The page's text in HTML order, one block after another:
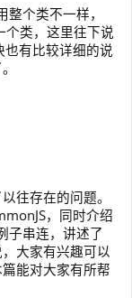
个类不一样，
类，这里往下说
也有比较详细的说
往存在的问题。
，同时介绍
子串连，讲述了
大家有兴趣可以
能对大家有所帮